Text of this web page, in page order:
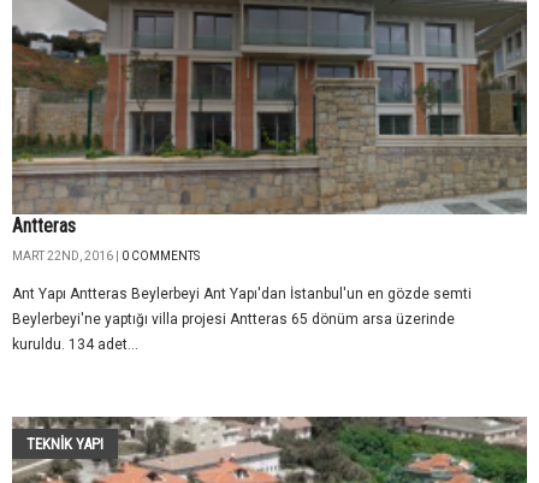
Antteras
MART 22ND, 2016 | 0 COMMENTS
Ant Yapı Antteras Beylerbeyi Ant Yapı'dan İstanbul'un en gözde semti
Beylerbeyi'ne yaptığı villa projesi Antteras 65 dönüm arsa üzerinde
kuruldu. 134 adet...
TEKNIK YAPI